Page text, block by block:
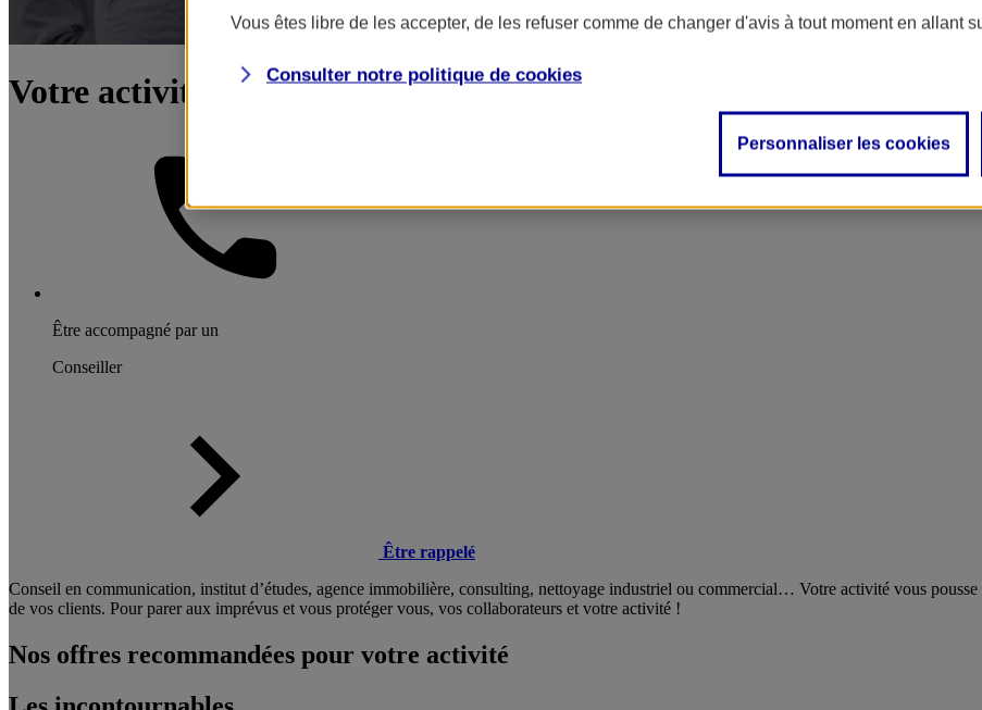
Votre activité : sociétés de conseil et de service
Être accompagné par un
Conseiller
Être rappelé
Conseil en communication, institut d’études, agence immobilière, consulting, nettoyage industriel ou commercial… Votre activité vous
de vos clients. Pour parer aux imprévus et vous protéger vous, vos collaborateurs et votre activité !
Nos offres recommandées pour votre activité
Vous êtes libre de les accepter, de les refuser comme de changer d'avis à tout moment en allant
Consulter notre politique de cookies
Personnaliser les cookies